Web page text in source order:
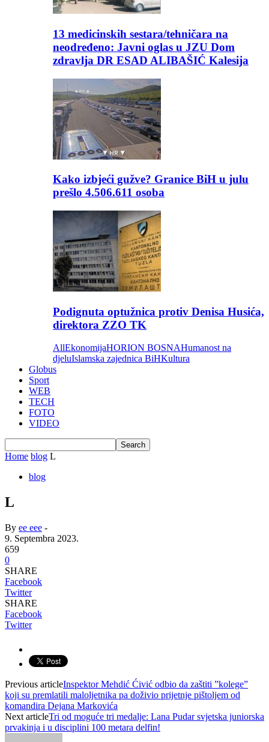
13 medicinskih sestara/tehničara na
neodređeno: Javni oglas u JZU Dom
zdravlja DR ESAD ALIBAŠIĆ Kalesija
Kako izbjeći gužve? Granice BiH u julu
prešlo 4.506.611 osoba
Podignuta optužnica protiv Denisa Husića,
direktora ZZO TK
AllEkonomijaHORION BOSNAHumanost na
djeluIslamska zajednica BiHKultura
Globus
Sport
WEB
TECH
FOTO
VIDEO
Home blog L
blog
L
By ee eee -
9. Septembra 2023.
659
0
SHARE
Facebook
Twitter
SHARE
Facebook
Twitter
Previous articleInspektor Mehdić Ćivić odbio da zaštiti ”kolege”
koji su premlatili maloljetnika pa doživio prijetnje pištoljem od
komandira Dejana Markovića
Next articleTri od moguće tri medalje: Lana Pudar svjetska juniorska
prvakinja i u disciplini 100 metara delfin!